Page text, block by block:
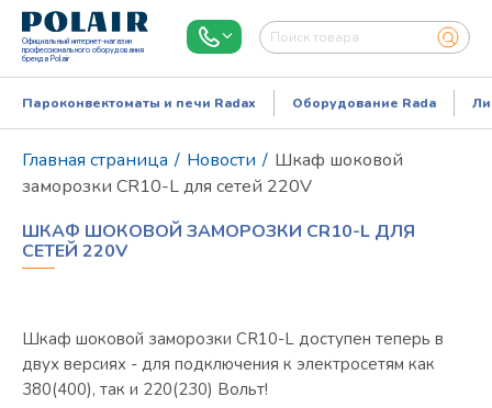
Официальный интернет-магазин
профессионального оборудования
бренда Polair
Режим работы:Пн..Пт: 9.00-18.00
Пароконвектоматы и печи Radax Оборудование Rada
Главная страница / Новости / Шкаф шоковой
заморозки СR10-L для сетей 220V
ШКАФ ШОКОВОЙ ЗАМОРОЗКИ СR10-L ДЛЯ
СЕТЕЙ 220V
Шкаф шоковой заморозки СR10-L доступен теперь в
двух версиях - для подключения к электросетям как
380(400), так и 220(230) Вольт!